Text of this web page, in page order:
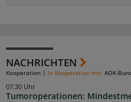
NACHRICHTEN
Tumoroperationen:
Kooperation | In Kooperation mit: AOK-
07:30 Uhr